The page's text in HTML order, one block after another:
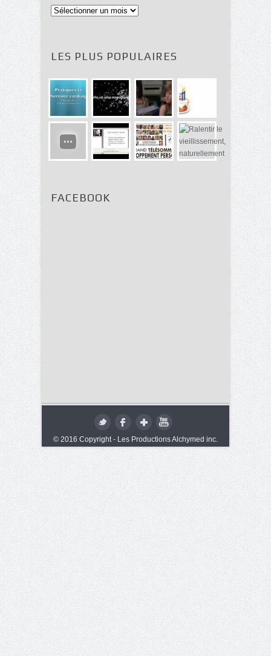
Archives
LES PLUS POPULAIRES
FACEBOOK
© 2016 Copyright - Les Productions Alchymed inc.